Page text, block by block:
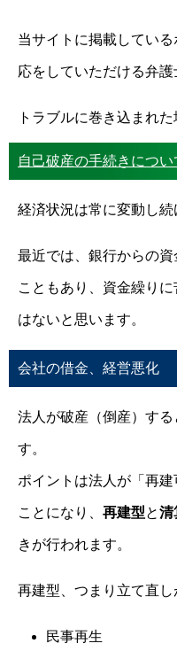
当サイトに掲載してい
応をしていただける弁護
トラブルに巻き込まれ
自己破産の手続きにつ
経済状況は常に変動し続
最近では、銀行からの
こともあり、資金繰り
はないと思います。
会社の借金、経営悪化
法人が破産（倒産）す
す。
ポイントは法人が「再
ことになり、 再建型と清
きが行われます。
再建型、つまり立て直し
民事再生